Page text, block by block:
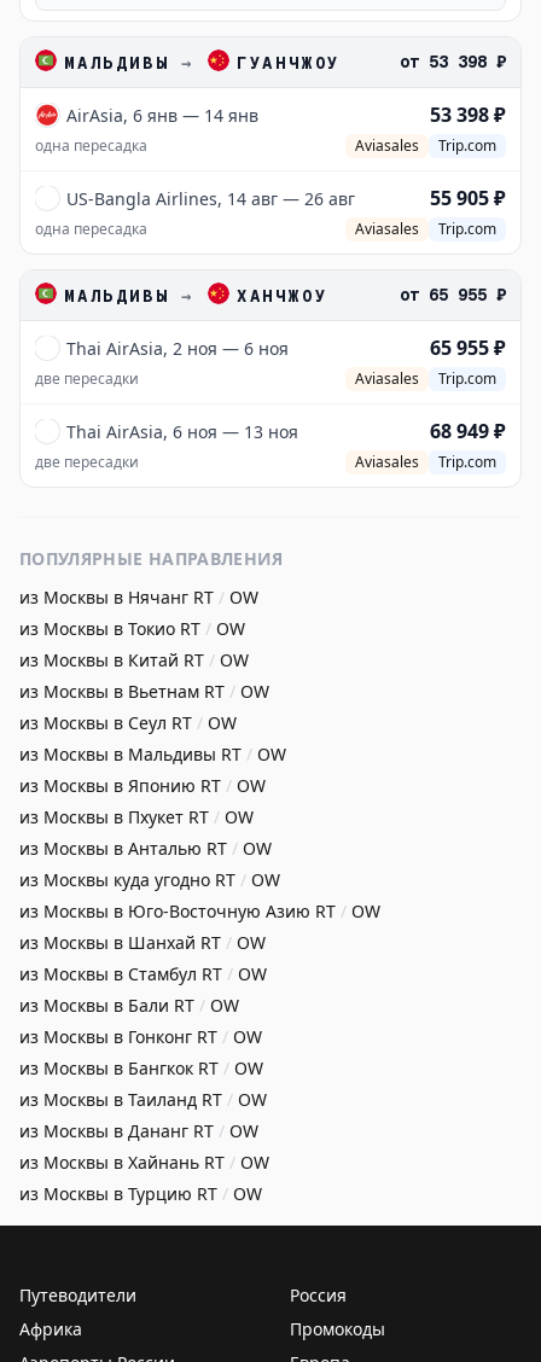
МАЛЬДИВЫ → ГУАНЧЖОУ от 53 398 ₽
AirAsia, 6 янв — 14 янв 53 398 ₽
одна пересадка Aviasales Trip.com
US-Bangla Airlines, 14 авг — 26 авг 55 905 ₽
одна пересадка Aviasales Trip.com
МАЛЬДИВЫ → ХАНЧЖОУ от 65 955 ₽
Thai AirAsia, 2 ноя — 6 ноя 65 955 ₽
две пересадки Aviasales Trip.com
Thai AirAsia, 6 ноя — 13 ноя 68 949 ₽
две пересадки Aviasales Trip.com
ПОПУЛЯРНЫЕ НАПРАВЛЕНИЯ
из Москвы в Нячанг RT / OW
из Москвы в Токио RT / OW
из Москвы в Китай RT / OW
из Москвы в Вьетнам RT / OW
из Москвы в Сеул RT / OW
из Москвы в Мальдивы RT / OW
из Москвы в Японию RT / OW
из Москвы в Пхукет RT / OW
из Москвы в Анталью RT / OW
из Москвы куда угодно RT / OW
из Москвы в Юго-Восточную Азию RT / OW
из Москвы в Шанхай RT / OW
из Москвы в Стамбул RT / OW
из Москвы в Бали RT / OW
из Москвы в Гонконг RT / OW
из Москвы в Бангкок RT / OW
из Москвы в Таиланд RT / OW
из Москвы в Дананг RT / OW
из Москвы в Хайнань RT / OW
из Москвы в Турцию RT / OW
Путеводители
Россия
Африка
Промокоды